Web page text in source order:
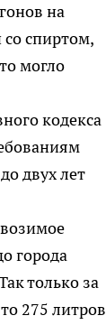
на
со спиртом,
могло
кодекса
двух лет
города
только за
275 литров